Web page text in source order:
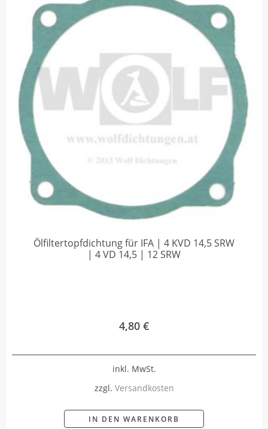
Ölfiltertopfdichtung für IFA | 4 KVD 14,5 SRW
| 4 VD 14,5 | 12 SRW
4,80 €
inkl. MwSt.
zzgl. Versandkosten
IN DEN WARENKORB